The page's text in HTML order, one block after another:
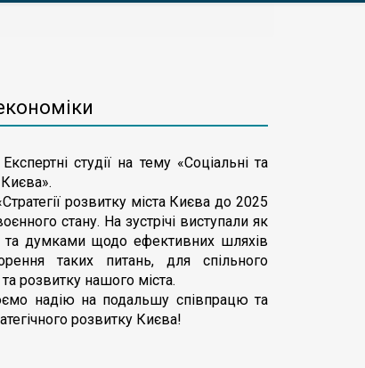
студії на тему «Соціальні та
розвитку міста Києва до 2025
стану. На зустрічі виступали як
та думками щодо ефективних шляхів
таких питань, для спільного
розвитку нашого міста.
надію на подальшу співпрацю та
розвитку Києва!